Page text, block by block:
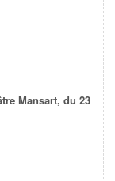
Mansart, du 23